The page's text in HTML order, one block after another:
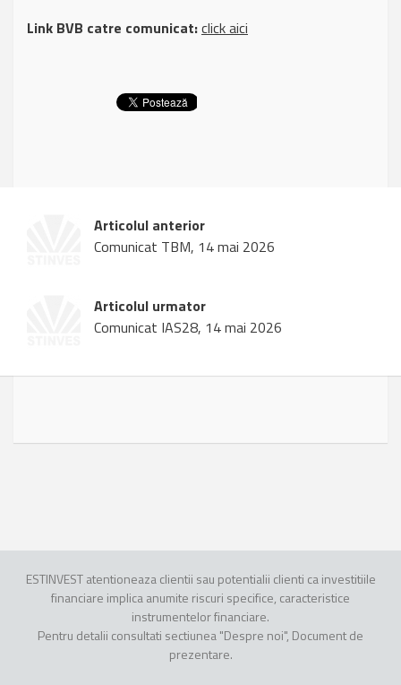
Link BVB catre comunicat:click aici
Articolul anterior
Comunicat TBM, 14 mai 2026
Articolul urmator
Comunicat IAS28, 14 mai 2026
ESTINVEST atentioneaza clientii sau potentialii clienti ca investitiile
financiare implica anumite riscuri specifice, caracteristice
instrumentelor financiare.
Pentru detalii consultati sectiunea "Despre noi", Document de
prezentare.